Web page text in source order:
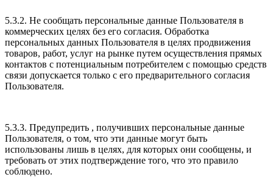
5.3.2. Не сообщать персональные данные Пользователя в
коммерческих целях без его согласия. Обработка
персональных данных Пользователя в целях продвижения
товаров, работ, услуг на рынке путем осуществления прямых
контактов с потенциальным потребителем с помощью средств
связи допускается только с его предварительного согласия
Пользователя.
5.3.3. Предупредить , получивших персональные данные
Пользователя, о том, что эти данные могут быть
использованы лишь в целях, для которых они сообщены, и
требовать от этих подтверждение того, что это правило
соблюдено.